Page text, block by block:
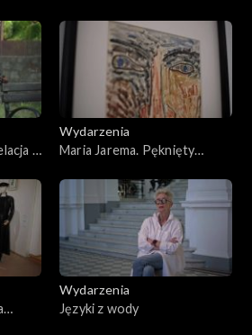
2026
z
Wydarzenia
Maria Jarema. Pęknięty
Wydarzenia
Języki z wody